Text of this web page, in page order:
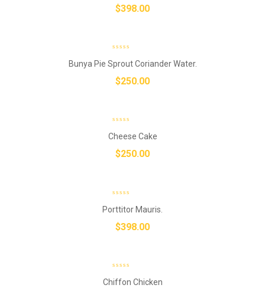
$398.00
Bunya Pie Sprout Coriander Water.
$250.00
Cheese Cake
$250.00
Porttitor Mauris.
$398.00
Chiffon Chicken